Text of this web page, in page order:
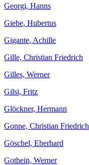
Georgi, Hanns
Giebe, Hubertus
Gigante, Achille
Gille, Christian Friedrich
Gilles, Werner
Gilsi, Fritz
Glöckner, Hermann
Gonne, Christian Friedrich
Göschel, Eberhard
Gothein, Werner